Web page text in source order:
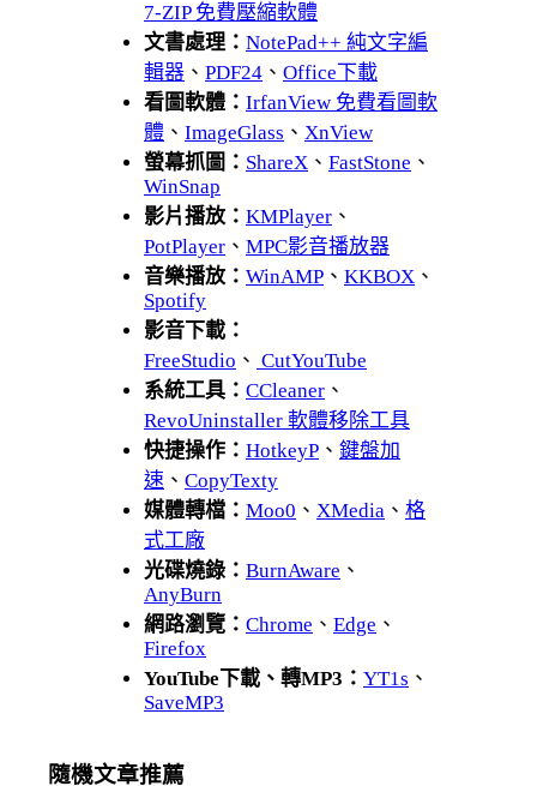
7-ZIP 免費壓縮軟體
文書處理： NotePad++ 純文字編
輯器 、 PDF24 、 Office下載
看圖軟體： IrfanView 免費看圖軟
體 、 ImageGlass 、 XnView
螢幕抓圖： ShareX 、 FastStone 、
WinSnap
影片播放： KMPlayer 、
PotPlayer 、 MPC影音播放器
音樂播放： WinAMP 、 KKBOX 、
Spotify
影音下載：
FreeStudio 、 CutYouTube
系統工具： CCleaner 、
RevoUninstaller 軟體移除工具
快捷操作： HotkeyP 、 鍵盤加
速 、 CopyTexty
媒體轉檔： Moo0 、 XMedia 、 格
式工廠
光碟燒錄： BurnAware 、
AnyBurn
網路瀏覽： Chrome 、 Edge 、
Firefox
YouTube下載、轉MP3： YT1s 、
SaveMP3
隨機文章推薦